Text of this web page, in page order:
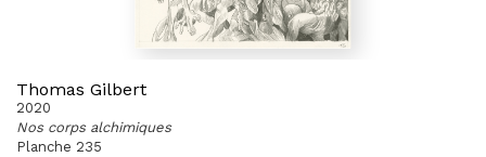
Thomas Gilbert
2020
Nos corps alchimiques
Planche 235